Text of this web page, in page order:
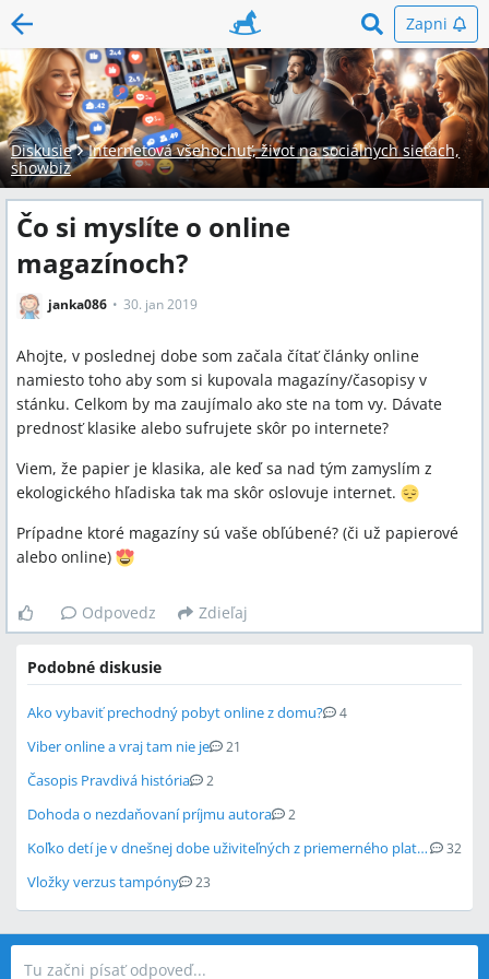
Zapni
Diskusie
Internetová všehochuť, život na sociálnych sieťach,
showbiz
Čo si myslíte o online
magazínoch?
janka086 30. jan 2019
Ahojte, v poslednej dobe som začala čítať články online
namiesto toho aby som si kupovala magazíny/časopisy v
stánku. Celkom by ma zaujímalo ako ste na tom vy. Dávate
prednosť klasike alebo sufrujete skôr po internete?
Viem, že papier je klasika, ale keď sa nad tým zamyslím z
ekologického hľadiska tak ma skôr oslovuje internet.
Prípadne ktoré magazíny sú vaše obľúbené? (či už papierové
alebo online)
Odpovedz Zdieľaj
Podobné diskusie
Ako vybaviť prechodný pobyt online z domu? 4
Viber online a vraj tam nie je 21
Časopis Pravdivá história 2
Dohoda o nezdaňovaní príjmu autora 2
Koľko detí je v dnešnej dobe uživiteľných z priemerného platu? 32
Vložky verzus tampóny 23